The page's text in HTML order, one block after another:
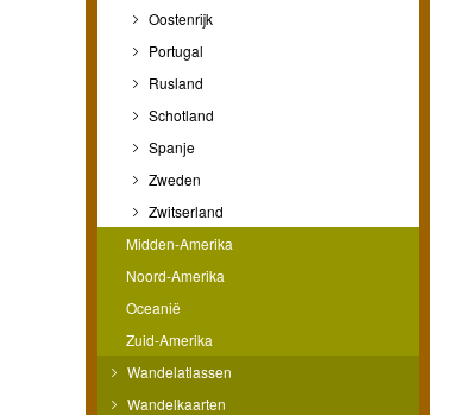
Oostenrijk
Portugal
Rusland
Schotland
Spanje
Zweden
Zwitserland
Midden-Amerika
Noord-Amerika
Oceanië
Zuid-Amerika
Wandelatlassen
Wandelkaarten